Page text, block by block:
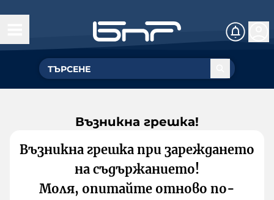
Възникна грешка!
Възникна грешка при зареждането
на съдържанието!
Моля, опитайте отново по-